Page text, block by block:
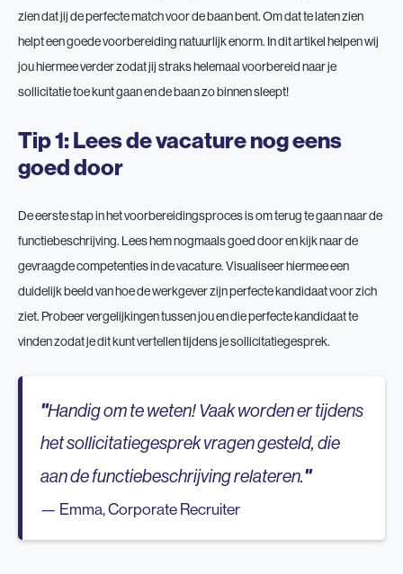
zien dat jij de perfecte match voor de baan bent. Om dat te laten zien
helpt een goede voorbereiding natuurlijk enorm. In dit artikel helpen wij
jou hiermee verder zodat jij straks helemaal voorbereid naar je
sollicitatie toe kunt gaan en de baan zo binnen sleept!
Tip 1: Lees de vacature nog eens
goed door
De eerste stap in het voorbereidingsproces is om terug te gaan naar de
functiebeschrijving. Lees hem nogmaals goed door en kijk naar de
gevraagde competenties in de vacature. Visualiseer hiermee een
duidelijk beeld van hoe de werkgever zijn perfecte kandidaat voor zich
ziet. Probeer vergelijkingen tussen jou en die perfecte kandidaat te
vinden zodat je dit kunt vertellen tijdens je sollicitatiegesprek.
Handig om te weten! Vaak worden er tijdens
het sollicitatiegesprek vragen gesteld, die
aan de functiebeschrijving relateren.
Emma, Corporate Recruiter